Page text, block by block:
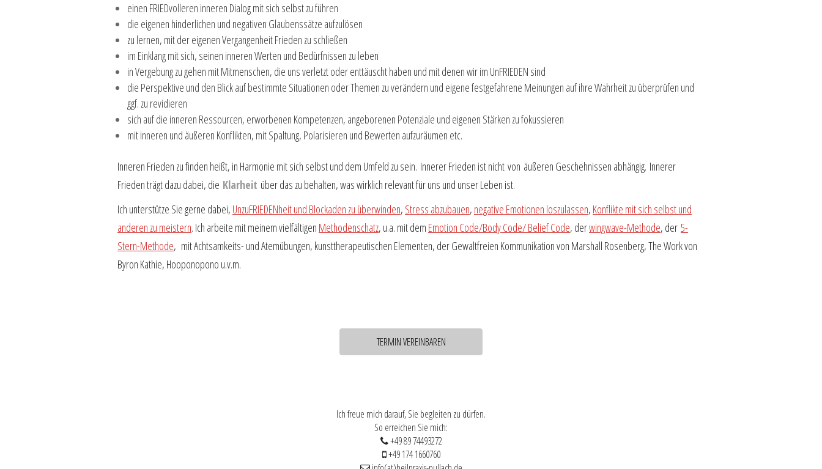
einen FRIEDvolleren inneren Dialog mit sich selbst zu führen
die eigenen hinderlichen und negativen Glaubenssätze aufzulösen
zu lernen, mit der eigenen Vergangenheit Frieden zu schließen
im Einklang mit sich, seinen inneren Werten und Bedürfnissen zu leben
in Vergebung zu gehen mit Mitmenschen, die uns verletzt oder enttäuscht haben und mit denen wir im UnFRIEDEN sind
die Perspektive und den Blick auf bestimmte Situationen oder Themen zu verändern und eigene festgefahrene Meinungen auf ihre Wahrheit zu überprüfen und
ggf. zu revidieren
sich auf die inneren Ressourcen, erworbenen Kompetenzen, angeborenen Potenziale und eigenen Stärken zu fokussieren
mit inneren und äußeren Konflikten, mit Spaltung, Polarisieren und Bewerten aufzuräumen etc.
Inneren Frieden zu finden heißt, in Harmonie mit sich selbst und dem Umfeld zu sein. Innerer Frieden ist nicht von äußeren Geschehnissen abhängig. Innerer
Frieden trägt dazu dabei, die Klarheit über das zu behalten, was wirklich relevant für uns und unser Leben ist.
Ich unterstütze Sie gerne dabei, UnzuFRIEDENheit und Blockaden zu überwinden, Stress abzubauen, negative Emotionen loszulassen, Konflikte mit sich selbst und
anderen zu meistern. Ich arbeite mit meinem vielfältigen Methodenschatz, u.a. mit dem Emotion Code/Body Code/ Belief Code, derwingwave-Methode, der 5-
Stern-Methode, mit Achtsamkeits- und Atemübungen, kunsttherapeutischen Elementen, der Gewaltfreien Kommunikation von Marshall Rosenberg, The Work von
Byron Kathie, Hooponopono u.v.m.
TERMIN VEREINBAREN
Ich freue mich darauf, Sie begleiten zu dürfen.
So erreichen Sie mich:
+49 89 74493272
+49 174 1660760